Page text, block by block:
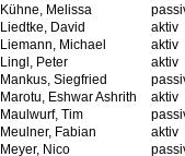
Kühne, Melissa
Liedtke, David
aktiv
Liemann, Michael
aktiv
Lingl, Peter
aktiv
Mankus, Siegfried
Marotu, Eshwar Ashrith
aktiv
Maulwurf, Tim
Meulner, Fabian
aktiv
Meyer, Nico